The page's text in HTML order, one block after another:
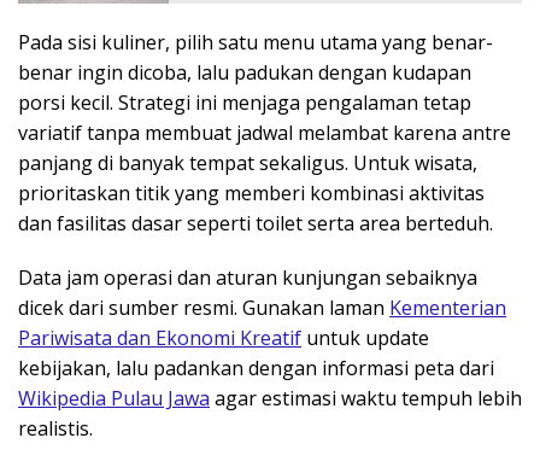
Pada sisi kuliner, pilih satu menu utama yang benar-
benar ingin dicoba, lalu padukan dengan kudapan
porsi kecil. Strategi ini menjaga pengalaman tetap
variatif tanpa membuat jadwal melambat karena antre
panjang di banyak tempat sekaligus. Untuk wisata,
prioritaskan titik yang memberi kombinasi aktivitas
dan fasilitas dasar seperti toilet serta area berteduh.
Data jam operasi dan aturan kunjungan sebaiknya
dicek dari sumber resmi. Gunakan laman Kementerian
Pariwisata dan Ekonomi Kreatif untuk update
kebijakan, lalu padankan dengan informasi peta dari
Wikipedia Pulau Jawa agar estimasi waktu tempuh lebih
realistis.